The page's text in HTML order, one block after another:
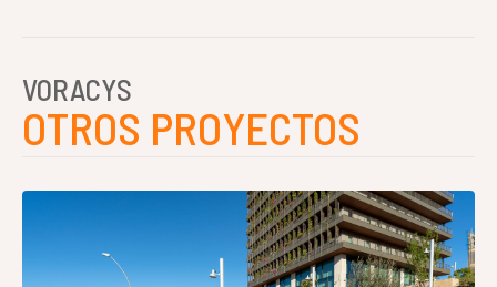
VORACYS
OTROS PROYECTOS